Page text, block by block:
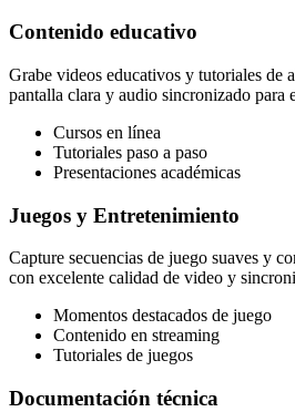
Contenido educativo
Grabe videos educativos y tutoriales de
pantalla clara y audio sincronizado para
Cursos en línea
Tutoriales paso a paso
Presentaciones académicas
Juegos y Entretenimiento
Capture secuencias de juego suaves y
con excelente calidad de video y
Momentos destacados de juego
Contenido en streaming
Tutoriales de juegos
Documentación técnica